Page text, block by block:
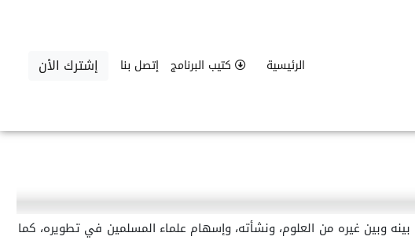
الرئيسية كتيب البرنامج إتصل بنا إشترك الأن
وبين غيره من العلوم، ونشأته، وإسهام علماء المسلمين في تطويره، كما